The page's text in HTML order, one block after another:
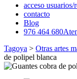
acceso usuarios/
contacto
Blog
976 464 680
Tagoya > Otras artes
de polipel blanca